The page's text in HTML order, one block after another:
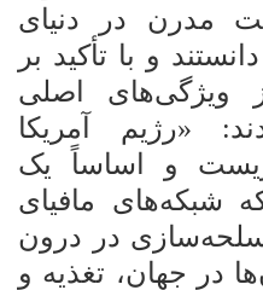
مدرن در دنیای
و با تأکید بر
ویژگی‌های اصلی
«رژیم آمریکا
و اساساً یک
شبکه‌های مافیای
در درون
در جهان، تغذیه و